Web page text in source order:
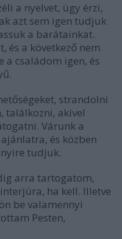
a nyelvet, úgy érzi,
azt sem igen tudjuk
a barátainkat.
és a következő nem
a családom igen, és
strandolni
találkozni, akivel
Várunk a
és közben
tudjuk.
arra tartogatom,
ha kell. Illetve
be valamennyi
Pesten,